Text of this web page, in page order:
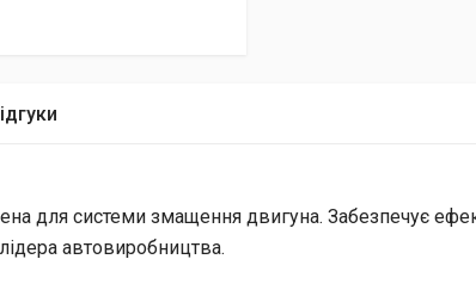
для системи змащення двигуна. Забезпечує
автовиробництва.